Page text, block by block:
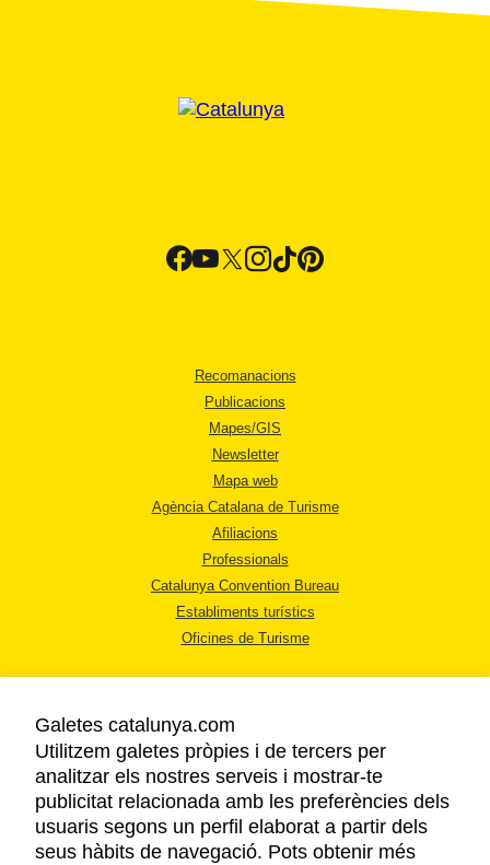
Recomanacions
Publicacions
Mapes/GIS
Newsletter
Mapa web
Agència Catalana de Turisme
Afiliacions
Professionals
Catalunya Convention Bureau
Establiments turístics
Oficines de Turisme
AVÍS LEGAL
POLÍTICA DE PRIVACITAT
COOKIES
Galetes catalunya.com
Utilitzem galetes pròpies i de tercers per
analitzar els nostres serveis i mostrar-te
publicitat relacionada amb les preferències dels
usuaris segons un perfil elaborat a partir dels
seus hàbits de navegació. Pots obtenir més